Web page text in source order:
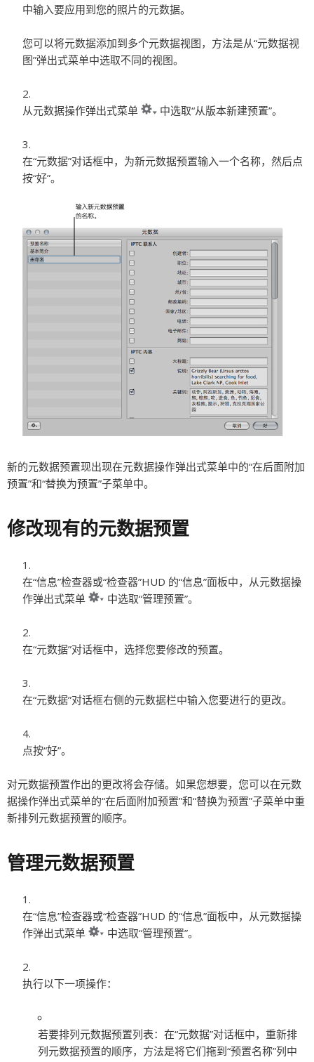
中输入要应用到您的照片的元数据。
您可以将元数据添加到多个元数据视图，方法是从“元数据视
图”弹出式菜单中选取不同的视图。
从元数据操作弹出式菜单 中选取“从版本新建预置”。
在“元数据”对话框中，为新元数据预置输入一个名称，然后点
按“好”。
新的元数据预置现出现在元数据操作弹出式菜单中的“在后面附加
预置”和“替换为预置”子菜单中。
修改现有的元数据预置
在“信息”检查器或“检查器”HUD 的“信息”面板中，从元数据操
作弹出式菜单
中选取“管理预置”。
在“元数据”对话框中，选择您要修改的预置。
在“元数据”对话框右侧的元数据栏中输入您要进行的更改。
点按“好”。
对元数据预置作出的更改将会存储。如果您想要，您可以在元数
据操作弹出式菜单的“在后面附加预置”和“替换为预置”子菜单中重
新排列元数据预置的顺序。
管理元数据预置
在“信息”检查器或“检查器”HUD 的“信息”面板中，从元数据操
作弹出式菜单
中选取“管理预置”。
执行以下一项操作：
若要排列元数据预置列表： 在“元数据”对话框中，重新排
列元数据预置的顺序，方法是将它们拖到“预置名称”列中